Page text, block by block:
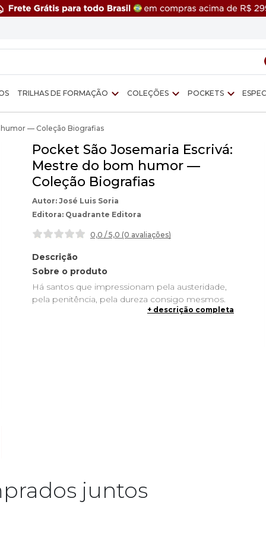
TRILHAS DE FORMAÇÃO COLEÇÕES POCKETS
humor — Coleção Biografias
Pocket São Josemaria Escrivá:
Mestre do bom humor —
Coleção Biografias
José Luis Soria
Quadrante Editora
0,0 / 5,0 (0 avaliações)
Descrição
Sobre o produto
Há santos que impressionam pela austeridade,
pela penitência, pela dureza consigo mesmos.
São Josemaria Escrivá impressionava por outro
um dos santos mais simpáticos e atraentes que
a Igreja já teve. O bom humor de São Josemaria
+ descrição completa
juntos